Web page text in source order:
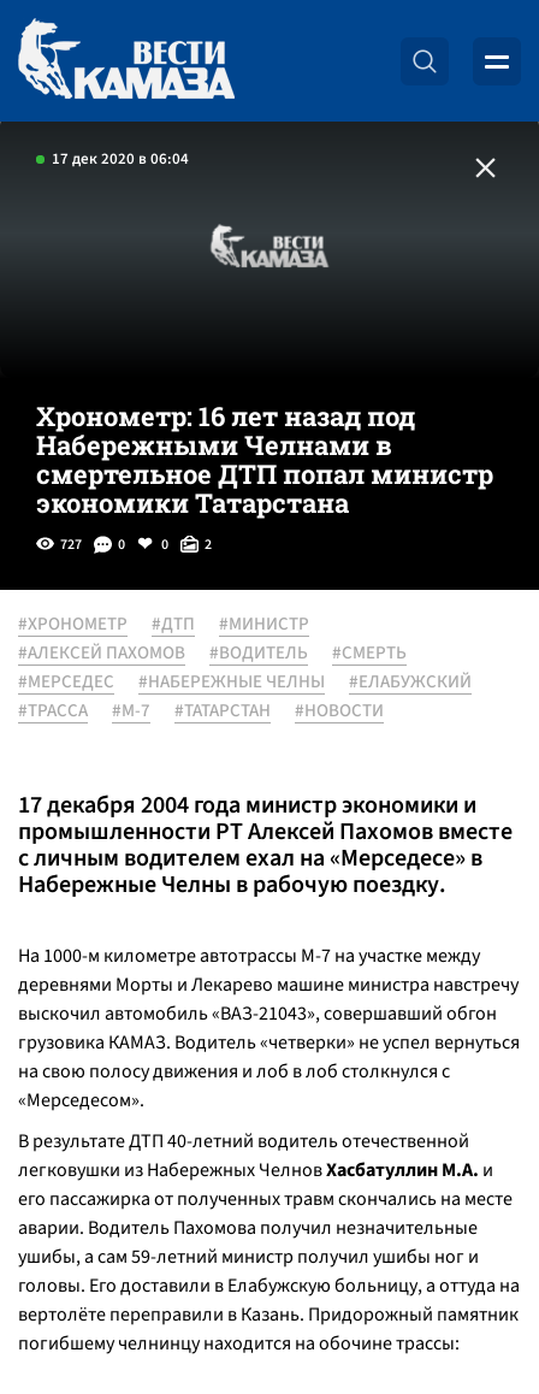
17 дек 2020 в 06:04
Хронометр: 16 лет назад под
Набережными Челнами в
смертельное ДТП попал министр
экономики Татарстана
727 0 0 2
#ХРОНОМЕТР #ДТП
#МИНИСТР
#АЛЕКСЕЙ ПАХОМОВ
#ВОДИТЕЛЬ
#СМЕРТЬ
#МЕРСЕДЕС
#НАБЕРЕЖНЫЕ ЧЕЛНЫ
#ЕЛАБУЖСКИЙ
#ТРАССА
#М-7 #ТАТАРСТАН #НОВОСТИ
17 декабря 2004 года министр экономики и
промышленности РТ Алексей Пахомов вместе
с личным водителем ехал на «Мерседесе» в
Набережные Челны в рабочую поездку.
На 1000-м километре автотрассы М-7 на участке между
деревнями Морты и Лекарево машине министра навстречу
выскочил автомобиль «ВАЗ-21043», совершавший обгон
грузовика КАМАЗ. Водитель «четверки» не успел вернуться
на свою полосу движения и лоб в лоб столкнулся с
«Мерседесом».
В результате ДТП 40-летний водитель отечественной
легковушки из Набережных ЧелновХасбатуллин М.А. и
его пассажирка от полученных травм скончались на месте
аварии. Водитель Пахомова получил незначительные
ушибы, а сам 59-летний министр получил ушибы ног и
головы. Его доставили в Елабужскую больницу, а оттуда на
вертолёте переправили в Казань. Придорожный памятник
погибшему челнинцу находится на обочине трассы: